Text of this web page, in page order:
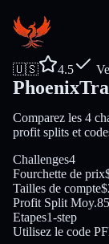
🇺🇸 4.5
Comparez les 4
profit splits et
Challenges4
Fourchette de prix
Tailles de compte
Profit Split Moy.
Etapes1-step
Utilisez le code